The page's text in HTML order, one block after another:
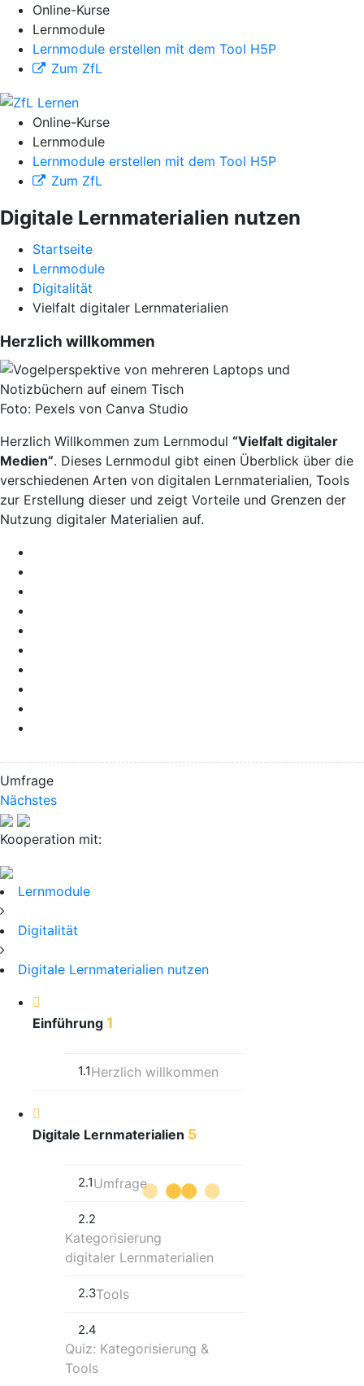
Online-Kurse
Lernmodule
Lernmodule erstellen mit dem Tool H5P
Zum ZfL
Online-Kurse
Lernmodule
Lernmodule erstellen mit dem Tool H5P
Zum ZfL
Digitale Lernmaterialien nutzen
Startseite
Lernmodule
Digitalität
Vielfalt digitaler Lernmaterialien
Herzlich willkommen
Foto: Pexels von Canva Studio
Herzlich Willkommen zum Lernmodul “Vielfalt digitaler
Medien”. Dieses Lernmodul gibt einen Überblick über die
verschiedenen Arten von digitalen Lernmaterialien, Tools
zur Erstellung dieser und zeigt Vorteile und Grenzen der
Nutzung digitaler Materialien auf.
Umfrage
Nächstes
Kooperation mit:
Lernmodule
Digitalität
Digitale Lernmaterialien nutzen
Einführung 1
1.1Herzlich willkommen
Digitale Lernmaterialien 5
2.1Umfrage
2.2
Kategorisierung
digitaler Lernmaterialien
2.3Tools
2.4
Quiz: Kategorisierung &
Tools